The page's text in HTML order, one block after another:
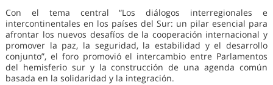
Con el tema central “Los diálogos interregionales e
intercontinentales en los países del Sur: un pilar esencial para
afrontar los nuevos desafíos de la cooperación internacional y
promover la paz, la seguridad, la estabilidad y el desarrollo
conjunto”, el foro promovió el intercambio entre Parlamentos
del hemisferio sur y la construcción de una agenda común
basada en la solidaridad y la integración.